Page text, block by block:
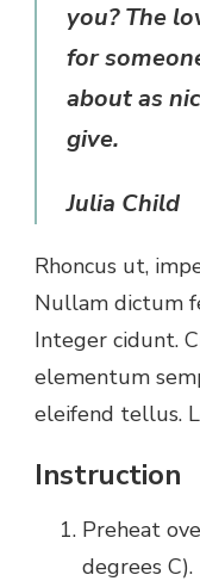
you? The
for
about as
give.
Julia Child
Rhoncus ut,
Nullam dictum
Integer cidunt.
elementum
eleifend tellus.
Instruction
Preheat
degrees C).